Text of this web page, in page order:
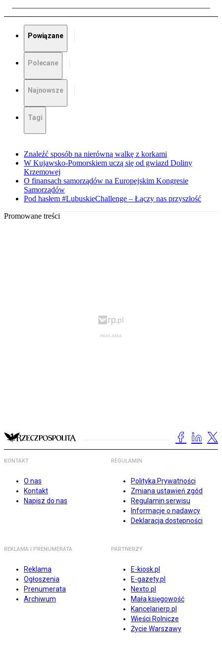
Powiązane
Polecane
Najnowsze
Tagi
Znaleźć sposób na nierówną walkę z korkami
W Kujawsko-Pomorskiem uczą się od gwiazd Doliny
Krzemowej
O finansach samorządów na Europejskim Kongresie
Samorządów
Pod hasłem #LubuskieChallenge – Łączy nas przyszłość
Promowane treści
KONTAKT
O nas
Kontakt
Napisz do nas
REGULAMIN
Polityka Prywatności
Zmiana ustawień zgód
Regulamin serwisu
Informacje o nadawcy
Deklaracja dostępności
REKLAMA I PRENUMERATA
Reklama
Ogłoszenia
Prenumerata
Archiwum
PARTNERZY
E-kiosk.pl
E-gazety.pl
Nexto.pl
Mała księgowość
Kancelarierp.pl
Wieści Rolnicze
Życie Warszawy